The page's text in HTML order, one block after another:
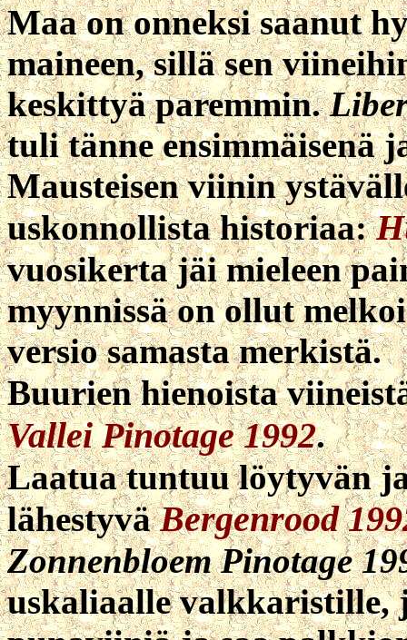
Maa on onneksi saanut
maineen, sillä sen
keskittyä paremmin.
tuli tänne ensimmäisenä
Mausteisen viinin
uskonnollista historiaa:
vuosikerta jäi mieleen
myynnissä on ollut
versio samasta merkistä.
Buurien hienoista
Vallei Pinotage 1992.
Laatua tuntuu löytyvän
lähestyväBergenrood
Zonnenbloem Pinotage
uskaliaalle valkkaristille,